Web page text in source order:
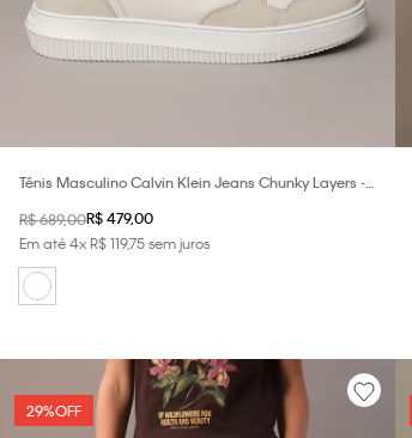
Tênis Masculino Calvin Klein Jeans Chunky Layers -
R$689,00R$479,00
Em até4xR$119,75sem juros
29%OFF